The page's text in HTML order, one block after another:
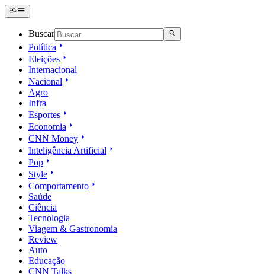
Buscar
Política
Eleições
Internacional
Nacional
Agro
Infra
Esportes
Economia
CNN Money
Inteligência Artificial
Pop
Style
Comportamento
Saúde
Ciência
Tecnologia
Viagem & Gastronomia
Review
Auto
Educação
CNN Talks